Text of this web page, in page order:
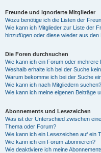
Freunde und ignorierte Mitglieder
Wozu benötige ich die Listen der
Wie kann ich Mitglieder zur Liste der
hinzufügen oder diese wieder aus den
Die Foren durchsuchen
Wie kann ich ein Forum oder
Weshalb erhalte ich bei der Suche
Warum bekomme ich bei der Suche
Wie kann ich nach Mitgliedern suchen?
Wie kann ich meine eigenen Beiträge
Abonnements und Lesezeichen
Was ist der Unterschied zwischen
Thema oder Forum?
Wie kann ich ein Lesezeichen auf ein
Wie kann ich ein Forum abonnieren?
Wie deaktiviere ich meine